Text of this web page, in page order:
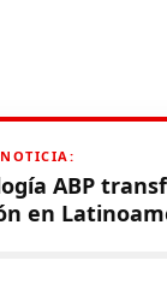
NOTICIA:
ABP
en